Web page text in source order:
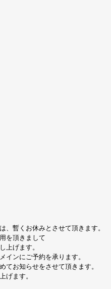
、暫くお休みとさせて頂きます。
を頂きまして
上げます。
インにご予約を承ります。
てお知らせをさせて頂きます。
げます。​